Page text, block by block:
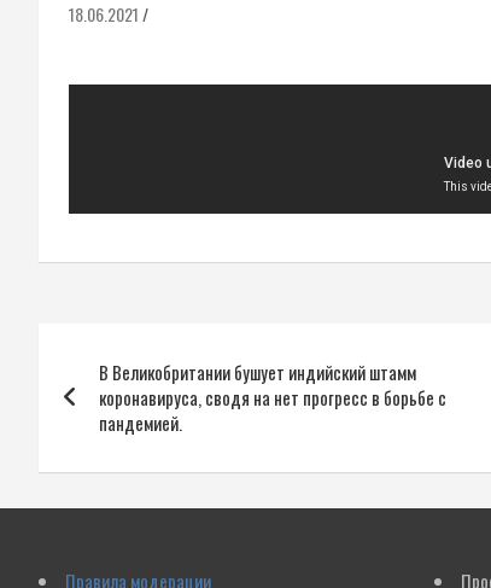
18.06.2021
по
записям
В Великобритании бушует индийский штамм
коронавируса, сводя на нет прогресс в борьбе с
пандемией.
Правила модерации